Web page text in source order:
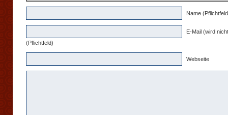
Name
E-Mail (wird
(Pflichtfeld)
Webseite